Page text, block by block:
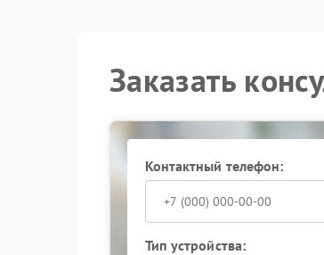
Заказать
Контактный телефон:
Тип устройства: